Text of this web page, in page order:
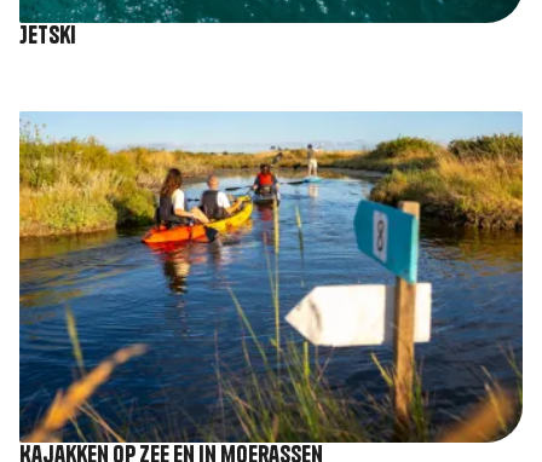
Jetski
Afbeelding
Kajakken op zee en in moerassen